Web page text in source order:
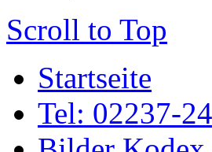
Scroll to Top
Startseite
Tel: 02237-